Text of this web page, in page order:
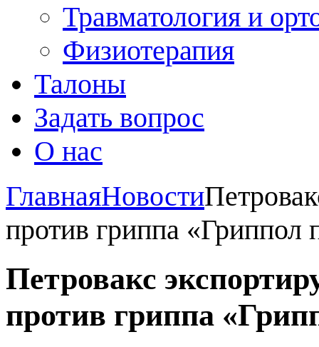
Травматология и
Физиотерапия
Талоны
Задать вопрос
О нас
ГлавнаяНовости
против гриппа «Гриппол
Петровакс
против гриппа